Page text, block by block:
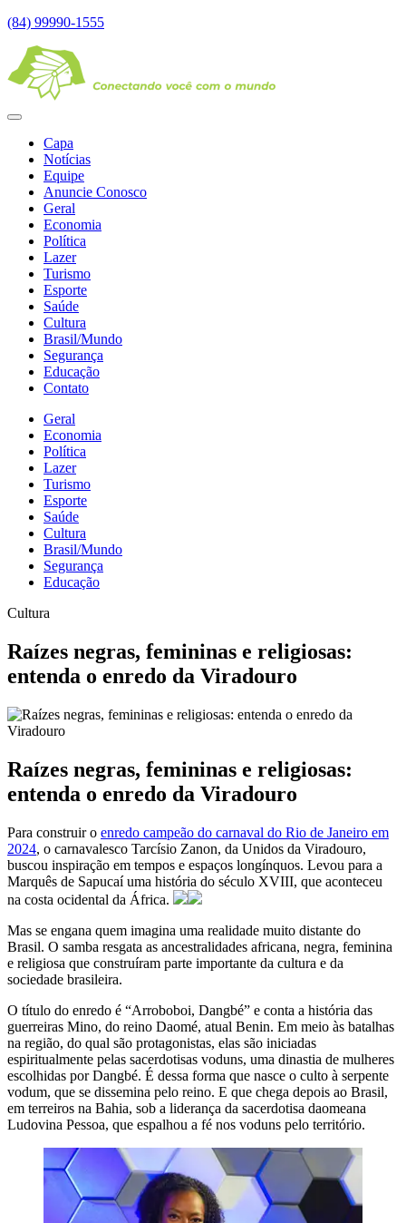
(84) 99990-1555
Capa
Notícias
Equipe
Anuncie Conosco
Geral
Economia
Política
Lazer
Turismo
Esporte
Saúde
Cultura
Brasil/Mundo
Segurança
Educação
Contato
Geral
Economia
Política
Lazer
Turismo
Esporte
Saúde
Cultura
Brasil/Mundo
Segurança
Educação
Cultura
Raízes negras, femininas e religiosas:
entenda o enredo da Viradouro
Raízes negras, femininas e religiosas:
entenda o enredo da Viradouro
Para construir o enredo campeão do carnaval do Rio de Janeiro em
2024, o carnavalesco Tarcísio Zanon, da Unidos da Viradouro,
buscou inspiração em tempos e espaços longínquos. Levou para a
Marquês de Sapucaí uma história do século XVIII, que aconteceu
na costa ocidental da África.
Mas se engana quem imagina uma realidade muito distante do
Brasil. O samba resgata as ancestralidades africana, negra, feminina
e religiosa que construíram parte importante da cultura e da
sociedade brasileira.
O título do enredo é “Arroboboi, Dangbé” e conta a história das
guerreiras Mino, do reino Daomé, atual Benin. Em meio às batalhas
na região, do qual são protagonistas, elas são iniciadas
espiritualmente pelas sacerdotisas voduns, uma dinastia de mulheres
escolhidas por Dangbé. É dessa forma que nasce o culto à serpente
vodum, que se dissemina pelo reino. E que chega depois ao Brasil,
em terreiros na Bahia, sob a liderança da sacerdotisa daomeana
Ludovina Pessoa, que espalhou a fé nos voduns pelo território.